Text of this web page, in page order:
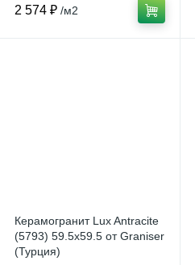
2 574 ₽ /м2
Керамогранит Lux Antracite
(5793) 59.5x59.5 от Graniser
(Турция)